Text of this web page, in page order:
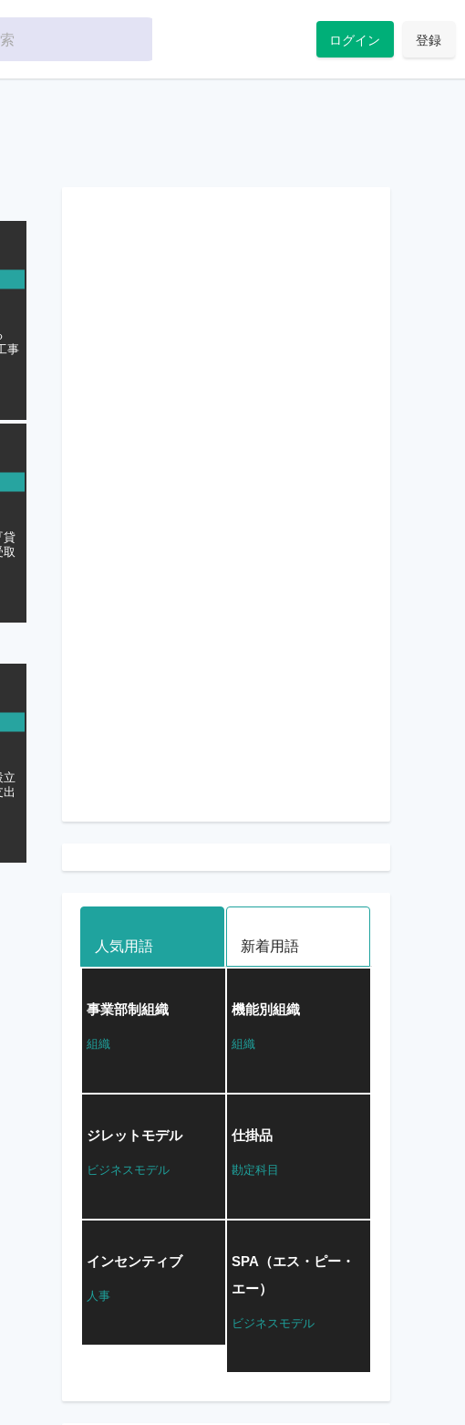
ログイン 登録
事
貸
立
人気用語 新着用語
事業部制組織
組織
機能別組織
組織
ジレットモデル
ビジネスモデル
仕掛品
勘定科目
インセンティブ
人事
SPA（エス・ピー・
エー）
ビジネスモデル